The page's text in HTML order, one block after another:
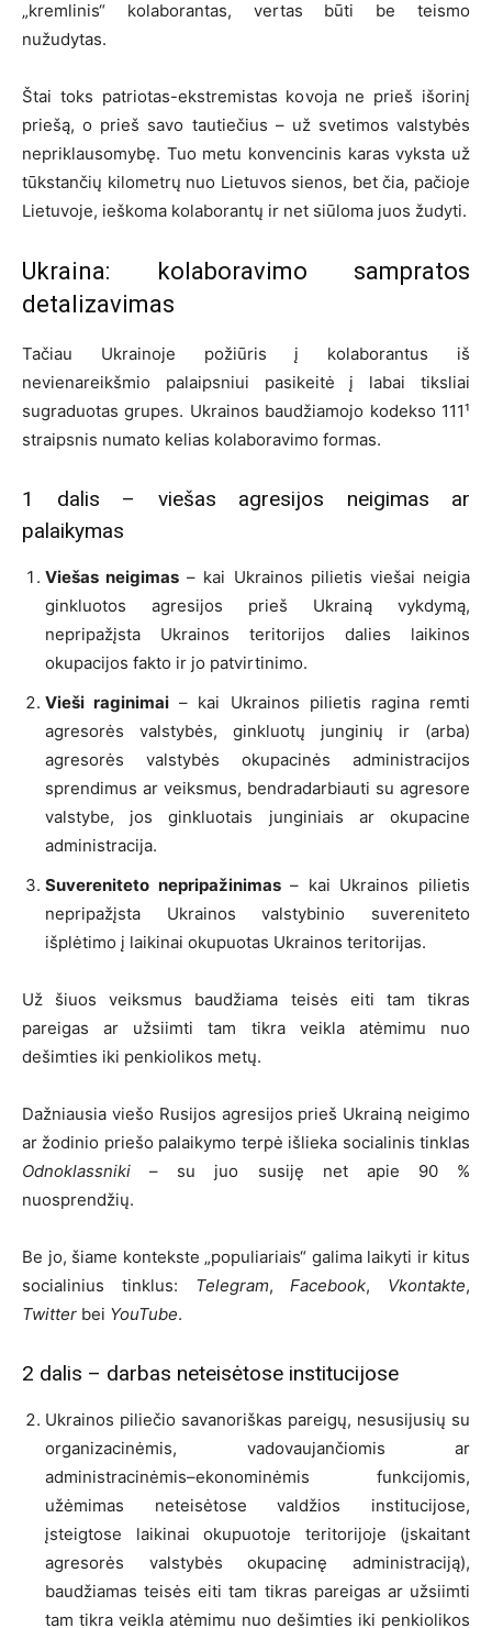
„kremlinis“ kolaborantas, vertas būti be teismo
nužudytas.
Štai toks patriotas-ekstremistas kovoja ne prieš išorinį
priešą, o prieš savo tautiečius – už svetimos valstybės
nepriklausomybę. Tuo metu konvencinis karas vyksta už
tūkstančių kilometrų nuo Lietuvos sienos, bet čia, pačioje
Lietuvoje, ieškoma kolaborantų ir net siūloma juos žudyti.
Ukraina: kolaboravimo sampratos
detalizavimas
Tačiau Ukrainoje požiūris į kolaborantus iš
nevienareikšmio palaipsniui pasikeitė į labai tiksliai
sugraduotas grupes. Ukrainos baudžiamojo kodekso 111¹
straipsnis numato kelias kolaboravimo formas.
1 dalis – viešas agresijos neigimas ar
palaikymas
Viešas neigimas – kai Ukrainos pilietis viešai neigia
ginkluotos agresijos prieš Ukrainą vykdymą,
nepripažįsta Ukrainos teritorijos dalies laikinos
okupacijos fakto ir jo patvirtinimo.
Vieši raginimai – kai Ukrainos pilietis ragina remti
agresorės valstybės, ginkluotų junginių ir (arba)
agresorės valstybės okupacinės administracijos
sprendimus ar veiksmus, bendradarbiauti su agresore
valstybe, jos ginkluotais junginiais ar okupacine
administracija.
Suvereniteto nepripažinimas– kai Ukrainos pilietis
nepripažįsta Ukrainos valstybinio suvereniteto
išplėtimo į laikinai okupuotas Ukrainos teritorijas.
Už šiuos veiksmus baudžiama teisės eiti tam tikras
pareigas ar užsiimti tam tikra veikla atėmimu nuo
dešimties iki penkiolikos metų.
Dažniausia viešo Rusijos agresijos prieš Ukrainą neigimo
ar žodinio priešo palaikymo terpė išlieka socialinis tinklas
Odnoklassniki – su juo susiję net apie 90 %
nuosprendžių.
Be jo, šiame kontekste „populiariais“ galima laikyti ir kitus
socialinius tinklus: Telegram,Facebook, Vkontakte,
Twitter bei YouTube.
2 dalis – darbas neteisėtose institucijose
Ukrainos piliečio savanoriškas pareigų, nesusijusių su
organizacinėmis, vadovaujančiomis ar
administracinėmis–ekonominėmis funkcijomis,
užėmimas neteisėtose valdžios institucijose,
įsteigtose laikinai okupuotoje teritorijoje (įskaitant
agresorės valstybės okupacinę administraciją),
baudžiamas teisės eiti tam tikras pareigas ar užsiimti
tam tikra veikla atėmimu nuo dešimties iki penkiolikos